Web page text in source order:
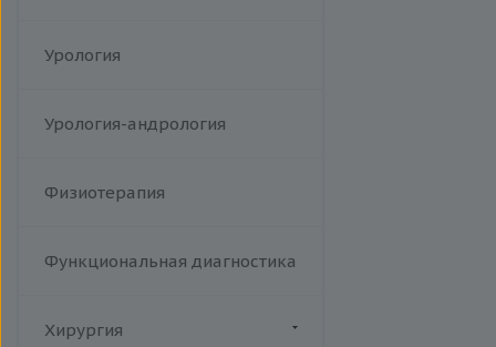
Урология
Урология-андрология
Физиотерапия
Функциональная диагностика
Хирургия